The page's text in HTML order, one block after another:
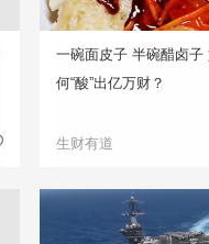
一碗面皮子 半碗醋卤子
何“酸”出亿万财？
生财有道